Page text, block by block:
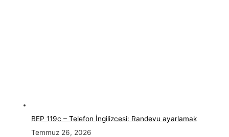
BEP 119c – Telefon İngilizcesi: Randevu ayarlamak
Temmuz 26, 2026